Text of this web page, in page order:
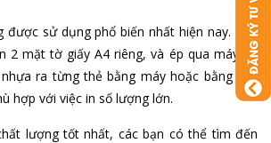
được sử dụng phổ biến nhất hiện nay. In 2
2 mặt tờ giấy A4 riêng, và ép qua máy ép
ra từng thẻ bằng máy hoặc bằng tay.
hợp với việc in số lượng lớn.
lượng tốt nhất, các bạn có thể tìm đến